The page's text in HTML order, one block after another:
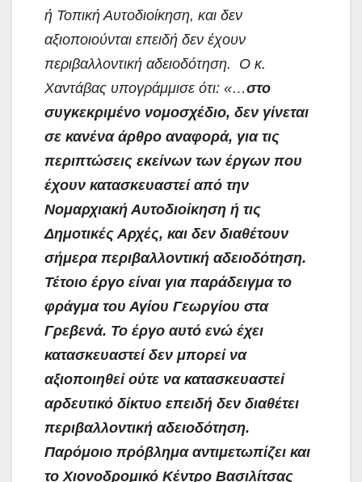
ή Τοπική Αυτοδιοίκηση, και δεν
αξιοποιούνται επειδή δεν έχουν
περιβαλλοντική αδειοδότηση. Ο κ.
Χαντάβας υπογράμμισε ότι: «…στο
συγκεκριμένο νομοσχέδιο, δεν γίνεται
σε κανένα άρθρο αναφορά, για τις
περιπτώσεις εκείνων των έργων που
έχουν κατασκευαστεί από την
Νομαρχιακή Αυτοδιοίκηση ή τις
Δημοτικές Αρχές, και δεν διαθέτουν
σήμερα περιβαλλοντική αδειοδότηση.
Τέτοιο έργο είναι για παράδειγμα το
φράγμα του Αγίου Γεωργίου στα
Γρεβενά. Το έργο αυτό ενώ έχει
κατασκευαστεί δεν μπορεί να
αξιοποιηθεί ούτε να κατασκευαστεί
αρδευτικό δίκτυο επειδή δεν διαθέτει
περιβαλλοντική αδειοδότηση.
Παρόμοιο πρόβλημα αντιμετωπίζει και
το Χιονοδρομικό Κέντρο Βασιλίτσας